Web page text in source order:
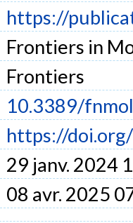
https://
Frontiers in
Frontiers
10.3389/
https://
29 janv. 2024
08 avr. 2025